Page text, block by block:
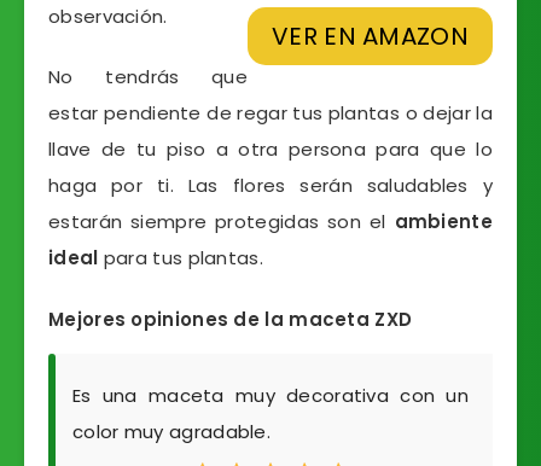
VER EN AMAZON
observación.
No tendrás que
estar pendiente de regar tus plantas o dejar la
llave de tu piso a otra persona para que lo
haga por ti. Las flores serán saludables y
estarán siempre protegidas son el ambiente
ideal para tus plantas.
Mejores opiniones de la maceta ZXD
Es una maceta muy decorativa con un
color muy agradable.